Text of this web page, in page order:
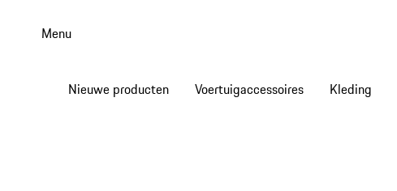
Menu
Nieuwe producten Voertuigaccessoires Kleding